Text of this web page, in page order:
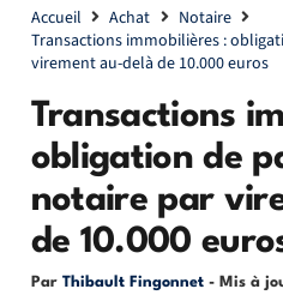
Accueil Achat
Notaire
Transactions immobilières :
virement au-delà de 10.000 euros
Transactions
obligation de
notaire par
de 10.000
Par Thibault Fingonnet - Mis à